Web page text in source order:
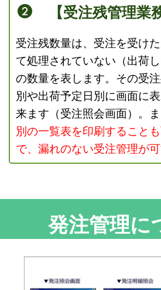
【受注残管理業
受注残数量は、受注を受け
て処理されていない（出荷
の数量を表します。その受
別や出荷予定日別に画面に
来ます（受注照会画面）。ま
別の一覧表を印刷することも
で、漏れのない受注管理が可
発注管理に